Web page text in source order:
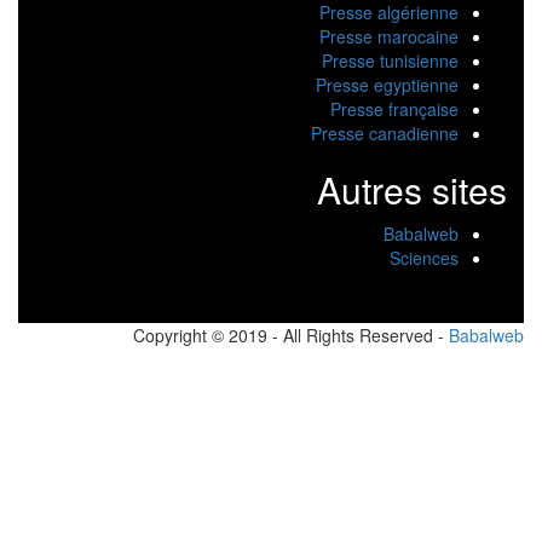
Presse algérienne
Presse marocaine
Presse tunisienne
Presse egyptienne
Presse française
Presse canadienne
Autres sites
Babalweb
Sciences
Copyright © 2019 - All Rights Reserved -